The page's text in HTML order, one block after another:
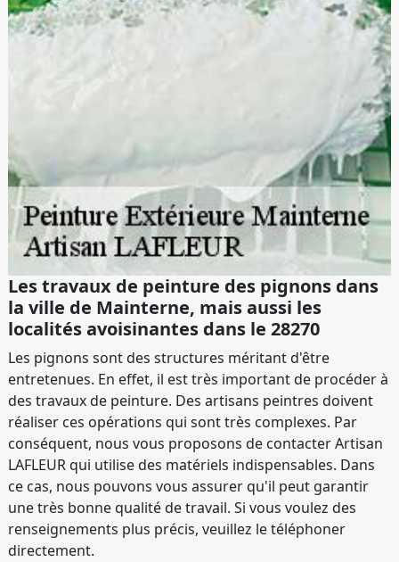
Les travaux de peinture des pignons dans
la ville de Mainterne, mais aussi les
localités avoisinantes dans le 28270
Les pignons sont des structures méritant d'être
entretenues. En effet, il est très important de procéder à
des travaux de peinture. Des artisans peintres doivent
réaliser ces opérations qui sont très complexes. Par
conséquent, nous vous proposons de contacter Artisan
LAFLEUR qui utilise des matériels indispensables. Dans
ce cas, nous pouvons vous assurer qu'il peut garantir
une très bonne qualité de travail. Si vous voulez des
renseignements plus précis, veuillez le téléphoner
directement.